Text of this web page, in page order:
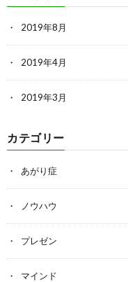
2019年8月
2019年4月
2019年3月
カテゴリー
あがり症
ノウハウ
プレゼン
マインド